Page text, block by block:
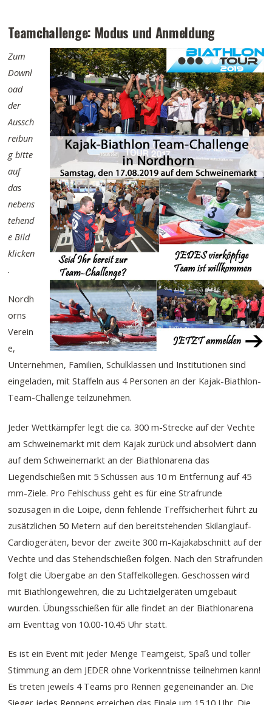
Teamchallenge: Modus und Anmeldung
Zum
Downl
oad
der
Aussch
reibun
g bitte
auf
das
nebens
tehend
e Bild
klicken
.
Nordh
orns
Verein
e,
Unternehmen, Familien, Schulklassen und Institutionen sind
eingeladen, mit Staffeln aus 4 Personen an der Kajak-Biathlon-
Team-Challenge teilzunehmen.
Jeder Wettkämpfer legt die ca. 300 m-Strecke auf der Vechte
am Schweinemarkt mit dem Kajak zurück und absolviert dann
auf dem Schweinemarkt an der Biathlonarena das
Liegendschießen mit 5 Schüssen aus 10 m Entfernung auf 45
mm-Ziele. Pro Fehlschuss geht es für eine Strafrunde
sozusagen in die Loipe, denn fehlende Treffsicherheit führt zu
zusätzlichen 50 Metern auf den bereitstehenden Skilanglauf-
Cardiogeräten, bevor der zweite 300 m-Kajakabschnitt auf der
Vechte und das Stehendschießen folgen. Nach den Strafrunden
folgt die Übergabe an den Staffelkollegen. Geschossen wird
mit Biathlongewehren, die zu Lichtzielgeräten umgebaut
wurden. Übungsschießen für alle findet an der Biathlonarena
am Eventtag von 10.00-10.45 Uhr statt.
Es ist ein Event mit jeder Menge Teamgeist, Spaß und toller
Stimmung an dem JEDER ohne Vorkenntnisse teilnehmen kann!
Es treten jeweils 4 Teams pro Rennen gegeneinander an. Die